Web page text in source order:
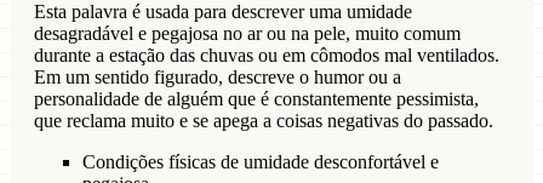
Esta palavra é usada para descrever uma umidade
desagradável e pegajosa no ar ou na pele, muito comum
durante a estação das chuvas ou em cômodos mal ventilados.
Em um sentido figurado, descreve o humor ou a
personalidade de alguém que é constantemente pessimista,
que reclama muito e se apega a coisas negativas do passado.
Condições físicas de umidade desconfortável e